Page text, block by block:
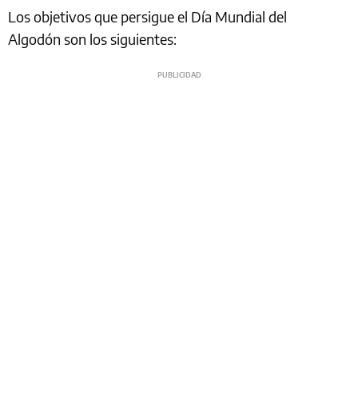
Los objetivos que persigue el Día Mundial del
Algodón son los siguientes: